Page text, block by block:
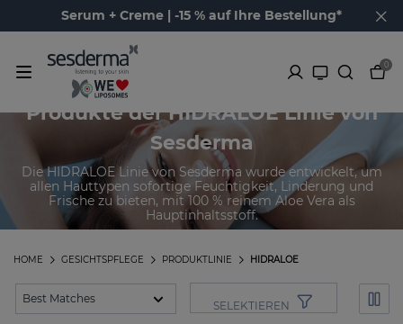
Serum + Creme | -15 % auf Ihre Bestellung*
0
Produkte der HIDRALOE Linie von
Sesderma
Die HIDRALOE Linie von Sesderma wurde entwickelt, um
allen Hauttypen sofortige Feuchtigkeit, Linderung und
Frische zu bieten, mit 100 % reinem Aloe Vera als
Hauptinhaltsstoff.
HIDRALOE
PRODUKTLINIE
GESICHTSPFLEGE
HOME
SELEKTIEREN